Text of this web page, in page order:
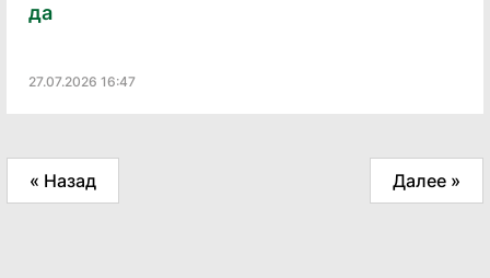
да
27.07.2026 16:47
« Назад Далее »